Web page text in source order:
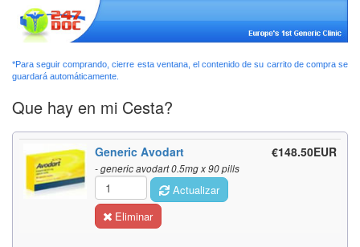
*Para seguir comprando, cierre esta ventana, el contenido de su carrito de compra se
guardará automáticamente.
Que hay en mi Cesta?
Generic Avodart
- generic avodart 0.5mg x 90 pills
Actualizar
Eliminar
€148.50EUR